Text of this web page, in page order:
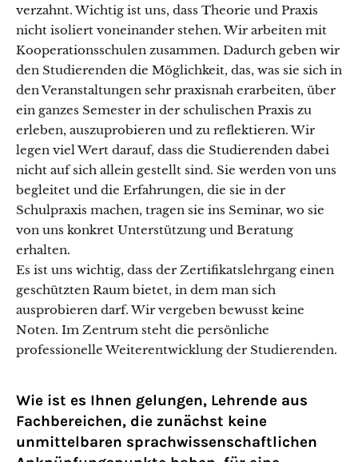
verzahnt. Wichtig ist uns, dass Theorie und Praxis
nicht isoliert voneinander stehen. Wir arbeiten mit
Kooperationsschulen zusammen. Dadurch geben wir
den Studierenden die Möglichkeit, das, was sie sich in
den Veranstaltungen sehr praxisnah erarbeiten, über
ein ganzes Semester in der schulischen Praxis zu
erleben, auszuprobieren und zu reflektieren. Wir
legen viel Wert darauf, dass die Studierenden dabei
nicht auf sich allein gestellt sind. Sie werden von uns
begleitet und die Erfahrungen, die sie in der
Schulpraxis machen, tragen sie ins Seminar, wo sie
von uns konkret Unterstützung und Beratung
erhalten.
Es ist uns wichtig, dass der Zertifikatslehrgang einen
geschützten Raum bietet, in dem man sich
ausprobieren darf. Wir vergeben bewusst keine
Noten. Im Zentrum steht die persönliche
professionelle Weiterentwicklung der Studierenden.
Wie ist es Ihnen gelungen, Lehrende aus
Fachbereichen, die zunächst keine
unmittelbaren sprachwissenschaftlichen